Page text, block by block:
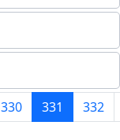
330 331 332